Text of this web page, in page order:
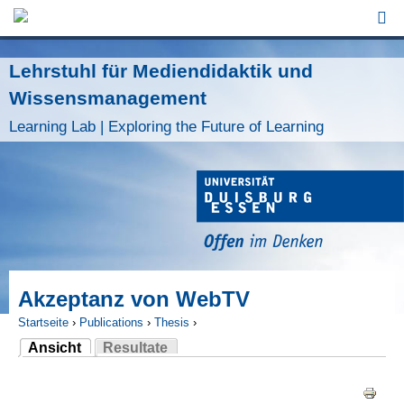
Lehrstuhl für Mediendidaktik und
Wissensmanagement
Learning Lab | Exploring the Future of Learning
Akzeptanz von WebTV
Sie sind hier
Startseite › Publications › Thesis ›
Ansicht
(aktiver Reiter)
Resultate